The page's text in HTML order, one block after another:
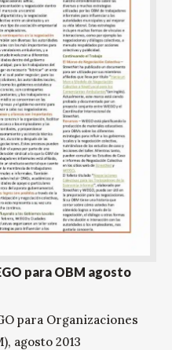
para OBM agosto
para Organizaciones
agosto 2013